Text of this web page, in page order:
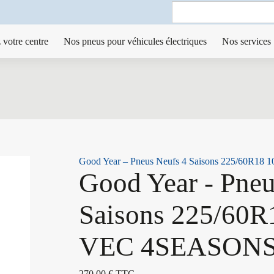
Search
centre Nos pneus pour véhicules électriques Nos services
Good Year – Pneus Neufs 4 Saisons 225/
Good Year -
Saisons 225/
VEC